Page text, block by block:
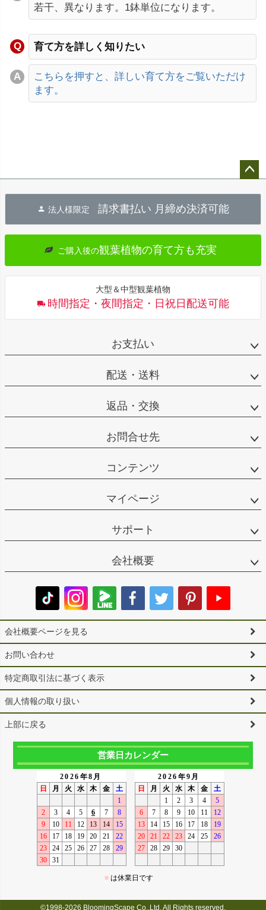
若干、異なります。1鉢単位になります。
育て方を詳しく知りたい
こちらを押すと、詳しい育て方をご覧いただけ
ます。
へ
法人様限定 請求書払い 月締め決済可能
ご購入後の観葉植物の育て方も充実
大型＆中型観葉植物
時間指定・夜間指定・日祝日配送可能
お支払い
配送・送料
返品・交換
お問合せ先
コンテンツ
マイページ
サポート
会社概要
会社概要ページを見る
お問い合わせ
特定商取引法に基づく表示
個人情報の取り扱い
上部に戻る
営業日カレンダー
©1998-2026 BloomingScape Co.,Ltd. All Rights reserved.